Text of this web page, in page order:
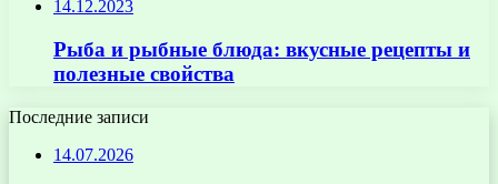
14.12.2023
Рыба и рыбные блюда: вкусные рецепты и
полезные свойства
Последние записи
14.07.2026